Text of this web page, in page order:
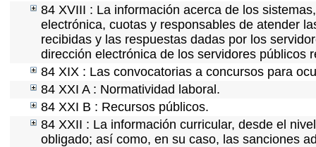
84 XVIII : La información acerca de los
electrónica, cuotas y responsables de atender
recibidas y las respuestas dadas por los
dirección electrónica de los servidores públicos
84 XIX : Las convocatorias a concursos para
84 XXI A : Normatividad laboral.
84 XXI B : Recursos públicos.
84 XXII : La información curricular, desde el
obligado; así como, en su caso, las sanciones